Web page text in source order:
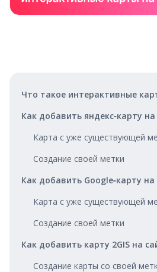
Что такое интерактивные
Как добавить яндекс‑карту на
Карта с уже существующей
Создание своей метки
Как добавить Google‑карту на
Карта с уже существующей
Создание своей метки
Как добавить карту 2GIS на
Создание карты со своей